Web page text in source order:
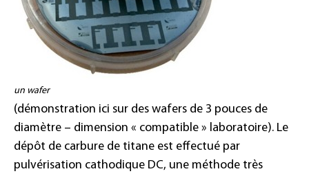
un wafer
(démonstration ici sur des wafers de 3 pouces de
diamètre – dimension « compatible » laboratoire). Le
dépôt de carbure de titane est effectué par
pulvérisation cathodique DC, une méthode très